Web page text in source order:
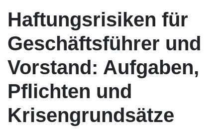
Haftungsrisiken für
Geschäftsführer und
Vorstand: Aufgaben,
Pflichten und
Krisengrundsätze